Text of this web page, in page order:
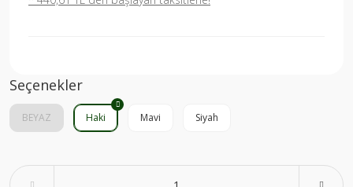
Seçenekler
BEYAZ Haki Mavi Siyah